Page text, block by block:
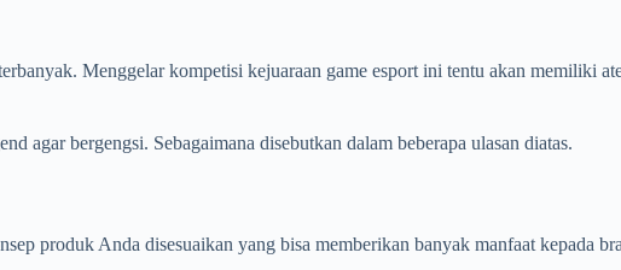
Menggelar kompetisi kejuaraan game esport ini tentu akan memiliki
agar bergengsi. Sebagaimana disebutkan dalam beberapa ulasan diatas.
produk Anda disesuaikan yang bisa memberikan banyak manfaat kepada